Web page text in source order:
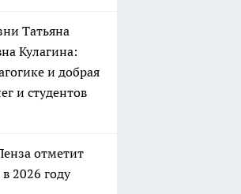
Татьяна
Кулагина:
и добрая
и студентов
отметит
2026 году